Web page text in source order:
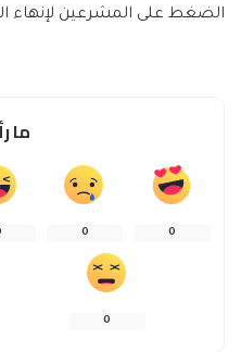
الضغط على المشرعين لإنهاء
ما
0
0
0